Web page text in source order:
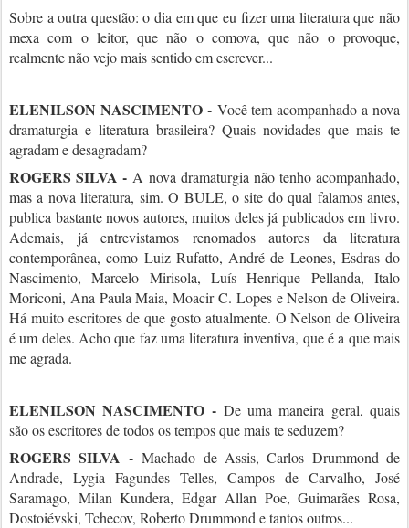
Sobre a outra questão: o dia em que eu fizer uma literatura que não
mexa com o leitor, que não o comova, que não o provoque,
realmente não vejo mais sentido em escrever...
ELENILSON NASCIMENTO - Você tem acompanhado a nova
dramaturgia e literatura brasileira? Quais novidades que mais te
agradam e desagradam?
ROGERS SILVA -A nova dramaturgia não tenho acompanhado,
mas a nova literatura, sim. O BULE, o site do qual falamos antes,
publica bastante novos autores, muitos deles já publicados em livro.
Ademais, já entrevistamos renomados autores da literatura
contemporânea, como Luiz Rufatto, André de Leones, Esdras do
Nascimento, Marcelo Mirisola, Luís Henrique Pellanda, Italo
Moriconi, Ana Paula Maia, Moacir C. Lopes e Nelson de Oliveira.
Há muito escritores de que gosto atualmente. O Nelson de Oliveira
é um deles. Acho que faz uma literatura inventiva, que é a que mais
me agrada.
ELENILSON NASCIMENTO - De uma maneira geral, quais
são os escritores de todos os tempos que mais te seduzem?
ROGERS SILVA -Machado de Assis, Carlos Drummond de
Andrade, Lygia Fagundes Telles, Campos de Carvalho, José
Saramago, Milan Kundera, Edgar Allan Poe, Guimarães Rosa,
Dostoiévski, Tchecov, Roberto Drummond e tantos outros...